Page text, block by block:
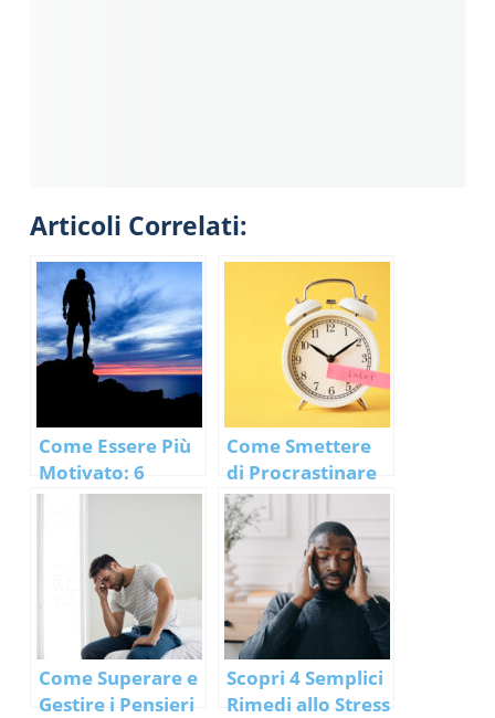
Articoli Correlati:
Come Essere Più
Motivato: 6
Tecniche
Come Smettere
di Procrastinare
in 7 Semplici
Passi
Come Superare e
Gestire i Pensieri
Scopri 4 Semplici
Rimedi allo Stress